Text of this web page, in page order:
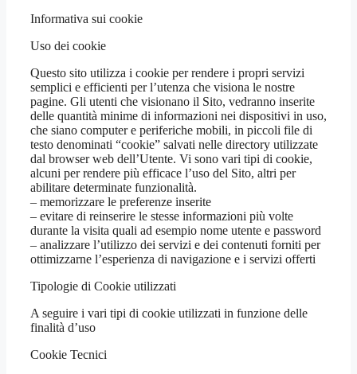
Informativa sui cookie
Uso dei cookie
Questo sito utilizza i cookie per rendere i propri servizi
semplici e efficienti per l’utenza che visiona le nostre
pagine. Gli utenti che visionano il Sito, vedranno inserite
delle quantità minime di informazioni nei dispositivi in uso,
che siano computer e periferiche mobili, in piccoli file di
testo denominati “cookie” salvati nelle directory utilizzate
dal browser web dell’Utente. Vi sono vari tipi di cookie,
alcuni per rendere più efficace l’uso del Sito, altri per
abilitare determinate funzionalità.
– memorizzare le preferenze inserite
– evitare di reinserire le stesse informazioni più volte
durante la visita quali ad esempio nome utente e password
– analizzare l’utilizzo dei servizi e dei contenuti forniti per
ottimizzarne l’esperienza di navigazione e i servizi offerti
Tipologie di Cookie utilizzati
A seguire i vari tipi di cookie utilizzati in funzione delle
finalità d’uso
Cookie Tecnici